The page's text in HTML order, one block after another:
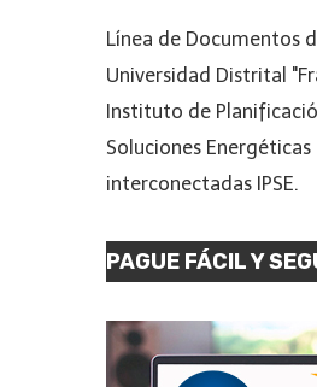
Línea de Documentos
Universidad Distrital
Instituto de
Soluciones Energéticas
interconectadas IPSE.
PAGUE FÁCIL Y